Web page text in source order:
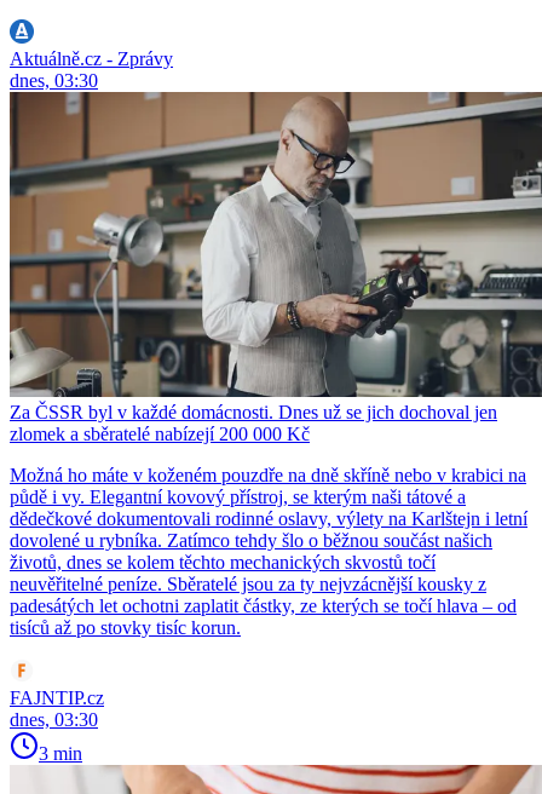
Aktuálně.cz - Zprávy
dnes, 03:30
Za ČSSR byl v každé domácnosti. Dnes už se jich dochoval jen
zlomek a sběratelé nabízejí 200 000 Kč
Možná ho máte v koženém pouzdře na dně skříně nebo v krabici na
půdě i vy. Elegantní kovový přístroj, se kterým naši tátové a
dědečkové dokumentovali rodinné oslavy, výlety na Karlštejn i letní
dovolené u rybníka. Zatímco tehdy šlo o běžnou součást našich
životů, dnes se kolem těchto mechanických skvostů točí
neuvěřitelné peníze. Sběratelé jsou za ty nejvzácnější kousky z
padesátých let ochotni zaplatit částky, ze kterých se točí hlava – od
tisíců až po stovky tisíc korun.
FAJNTIP.cz
dnes, 03:30
3 min